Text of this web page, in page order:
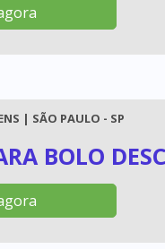
| SÃO PAULO - SP
BOLO